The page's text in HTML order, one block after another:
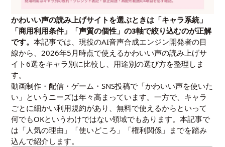
かわいい声の読み上げサイトを選ぶときは「キャラ系統」
「商用利用条件」「声質の個性」の3軸で絞り込むのが正解
です。本記事では、現役のAI音声合成エンジン開発者の目
線から、2026年5月時点で使えるかわいい声の読み上げサ
イト6選をキャラ別に比較し、用途別の選び方を整理しま
す。
動画制作・配信・ゲーム・SNS投稿で「かわいい声を使いた
い」というニーズは年々高まっています。一方で、キャラ
ごとに細かい利用規約があり、無料で使えるからといって
何でもOKというわけではない領域でもあります。本記事で
は「人気の理由」「使いどころ」「権利関係」までを踏み
込んで紹介します。